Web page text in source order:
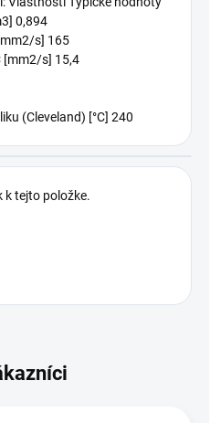
0,894
s] 165
[mm2/s] 15,4
(Cleveland) [°C] 240
k tejto položke.